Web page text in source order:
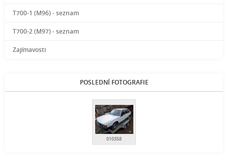
T700-1 (M96) - seznam
T700-2 (M97) - seznam
Zajímavosti
POSLEDNÍ FOTOGRAFIE
010358